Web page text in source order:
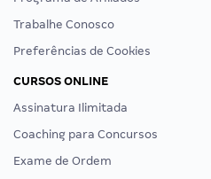
Trabalhe Conosco
Preferências de Cookies
CURSOS ONLINE
Assinatura Ilimitada
Coaching para Concursos
Exame de Ordem